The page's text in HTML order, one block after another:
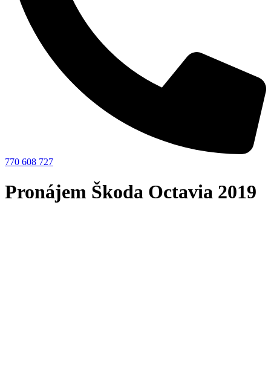
770 608 727
Pronájem Škoda Octavia 2019